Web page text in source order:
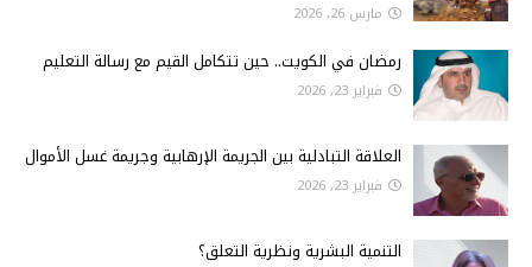
مارس 26, 2026
رمضان في الكويت.. حين تتكامل القيم مع رسالة التعليم
فبراير 23, 2026
العلاقة التبادلية بين الجريمة الإرهابية وجريمة غسل الأموال
فبراير 23, 2026
التنمية البشرية ونظرية التعلق؟